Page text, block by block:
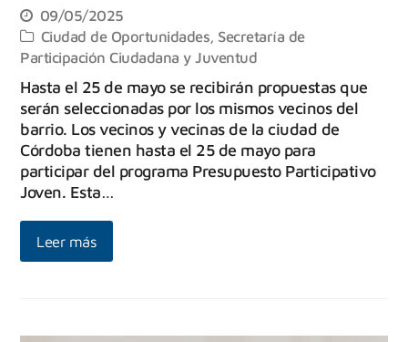
09/05/2025
Ciudad de Oportunidades Secretaría de
Participación Ciudadana y Juventud
Hasta el 25 de mayo se recibirán propuestas que
serán seleccionadas por los mismos vecinos del
barrio. Los vecinos y vecinas de la ciudad de
Córdoba tienen hasta el 25 de mayo para
participar del programa Presupuesto Participativo
Joven. Esta…
Leer más